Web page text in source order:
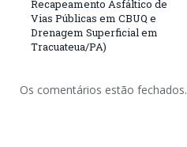
Recapeamento Asfáltico de
Vias Públicas em CBUQ e
Drenagem Superficial em
Tracuateua/PA)
Os comentários estão fechados.